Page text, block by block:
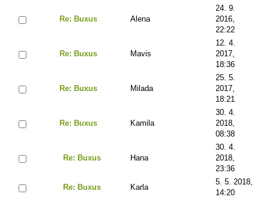
Re: Buxus Alena
24. 9.
2016,
22:22
Re: Buxus Mavis
12. 4.
2017,
18:36
Re: Buxus Milada
25. 5.
2017,
18:21
Re: Buxus Kamila
30. 4.
2018,
08:38
Re: Buxus Hana
30. 4.
2018,
23:36
Re: Buxus Karla
5. 5. 2018,
14:20